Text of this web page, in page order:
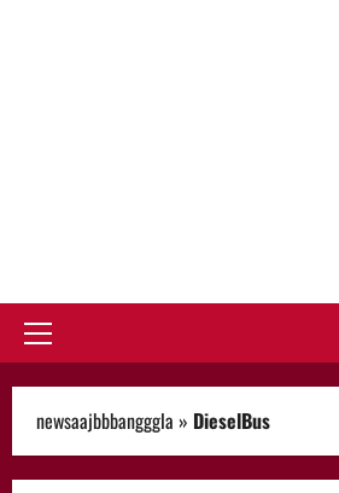
Primary
newsaajbbbangggla » DieselBus